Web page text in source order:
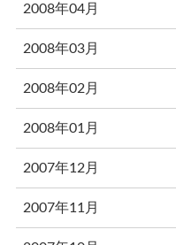
2008年04月
2008年03月
2008年02月
2008年01月
2007年12月
2007年11月